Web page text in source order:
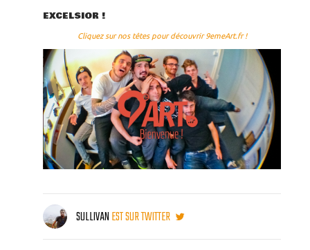
EXCELSIOR !
Cliquez sur nos têtes pour découvrir 9emeArt.fr !
SULLIVANEST SUR TWITTER